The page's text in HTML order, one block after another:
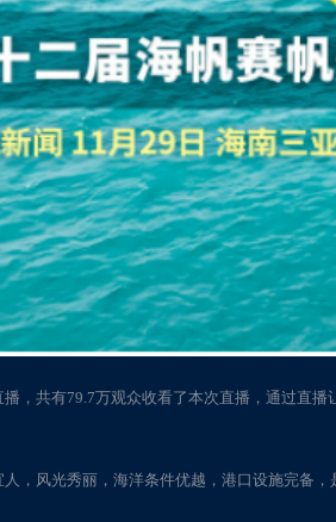
，共有79.7万观众收看了本次直播，通过直
，风光秀丽，海洋条件优越，港口设施完备